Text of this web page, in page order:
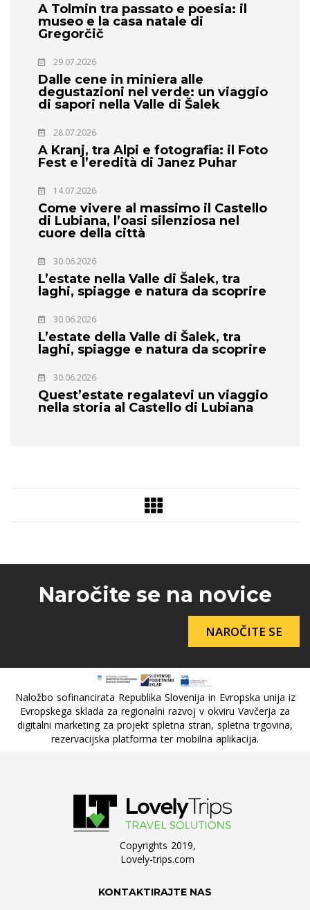
A Tolmin tra passato e poesia: il
museo e la casa natale di
Gregorčič
29.07.2026
Dalle cene in miniera alle
degustazioni nel verde: un viaggio
di sapori nella Valle di Šalek
28.07.2026
A Kranj, tra Alpi e fotografia: il Foto
Fest e l’eredità di Janez Puhar
14.07.2026
Come vivere al massimo il Castello
di Lubiana, l’oasi silenziosa nel
cuore della città
30.06.2026
L’estate nella Valle di Šalek, tra
laghi, spiagge e natura da scoprire
30.06.2026
L’estate della Valle di Šalek, tra
laghi, spiagge e natura da scoprire
30.06.2026
Quest’estate regalatevi un viaggio
nella storia al Castello di Lubiana
Naročite se na novice
NAROČITE SE
Naložbo sofinancirata Republika Slovenija in Evropska unija iz
Evropskega sklada za regionalni razvoj v okviru Vavčerja za
digitalni marketing za projekt spletna stran, spletna trgovina,
rezervacijska platforma ter mobilna aplikacija.
Copyrights 2019,
Lovely-trips.com
KONTAKTIRAJTE NAS